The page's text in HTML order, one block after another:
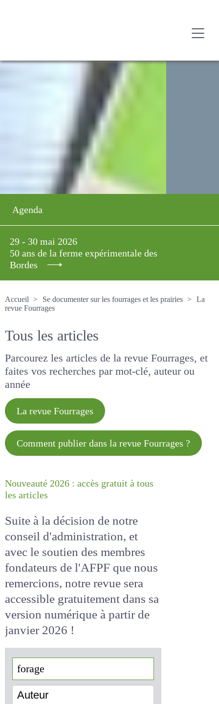
Agenda
29 - 30 mai 2026
50 ans de la ferme expérimentale des
Bordes
Accueil
Se documenter sur les fourrages et les prairies
La revue Fourrages
Tous les articles
Parcourez les articles de la revue Fourrages, et
faites vos recherches par mot-clé, auteur ou
année
La revue Fourrages
Comment publier dans la revue
Nouveauté 2026 : accès gratuit à
Suite à la décision de notre
conseil d'administration, et
avec le soutien des membres
fondateurs de l'AFPF que nous
remercions, notre revue sera
accessiblegratuitementdans
sa version numérique
de janvier 2026 !